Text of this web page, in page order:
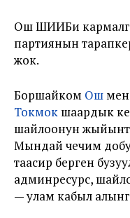
Ош ШИИБи
партиянын
жок.
Боршайком Ош
Токмок шаардык
шайлоонун
Мындай чечим
таасир берген
админресурс,
— улам кабыл